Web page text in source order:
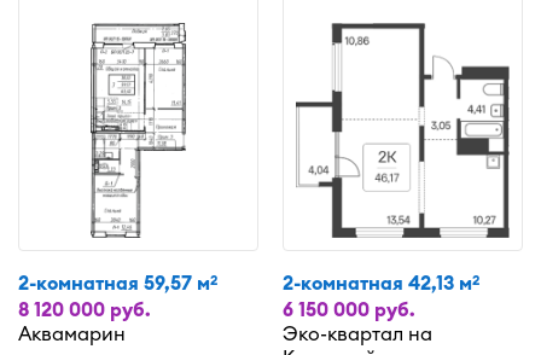
2-комнатная 59,57 м2
8 120 000 руб.
Аквамарин
2-комнатная 42,13 м2
6 150 000 руб.
Эко-квартал на